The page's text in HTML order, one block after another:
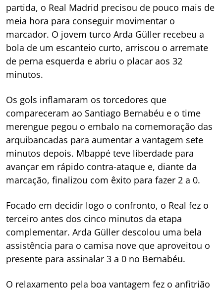
partida, o Real Madrid precisou de pouco mais de
meia hora para conseguir movimentar o
marcador. O jovem turco Arda Güller recebeu a
bola de um escanteio curto, arriscou o arremate
de perna esquerda e abriu o placar aos 32
minutos.
Os gols inflamaram os torcedores que
compareceram ao Santiago Bernabéu e o time
merengue pegou o embalo na comemoração das
arquibancadas para aumentar a vantagem sete
minutos depois. Mbappé teve liberdade para
avançar em rápido contra-ataque e, diante da
marcação, finalizou com êxito para fazer 2 a 0.
Focado em decidir logo o confronto, o Real fez o
terceiro antes dos cinco minutos da etapa
complementar. Arda Güller descolou uma bela
assistência para o camisa nove que aproveitou o
presente para assinalar 3 a 0 no Bernabéu.
O relaxamento pela boa vantagem fez o anfitrião